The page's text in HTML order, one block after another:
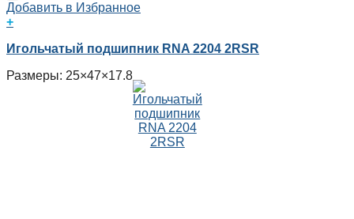
Добавить в Избранное
+
Игольчатый подшипник RNA 2204 2RSR
Размеры: 25×47×17.8